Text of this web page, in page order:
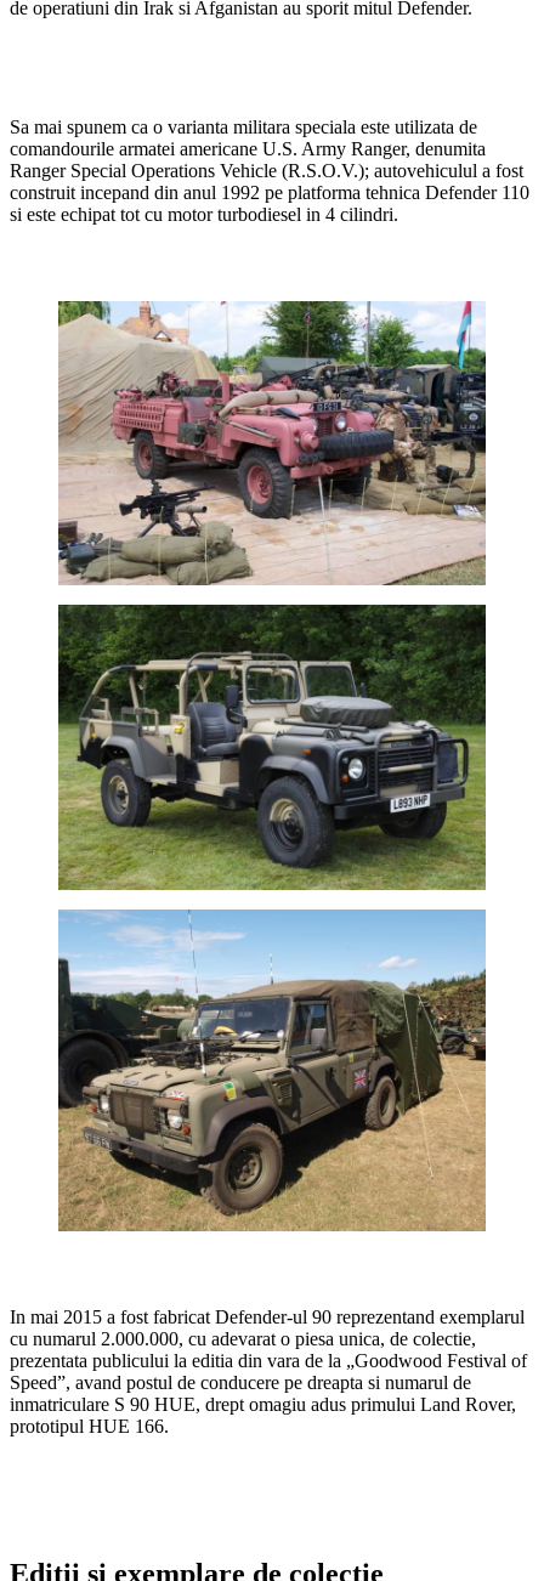
de operatiuni din Irak si Afganistan au sporit mitul Defender.
Sa mai spunem ca o varianta militara speciala este utilizata de
comandourile armatei americane U.S. Army Ranger, denumita
Ranger Special Operations Vehicle (R.S.O.V.); autovehiculul a fost
construit incepand din anul 1992 pe platforma tehnica Defender 110
si este echipat tot cu motor turbodiesel in 4 cilindri.
In mai 2015 a fost fabricat Defender-ul 90 reprezentand exemplarul
cu numarul 2.000.000, cu adevarat o piesa unica, de colectie,
prezentata publicului la editia din vara de la „Goodwood Festival of
Speed”, avand postul de conducere pe dreapta si numarul de
inmatriculare S 90 HUE, drept omagiu adus primului Land Rover,
prototipul HUE 166.
Editii si exemplare de colectie